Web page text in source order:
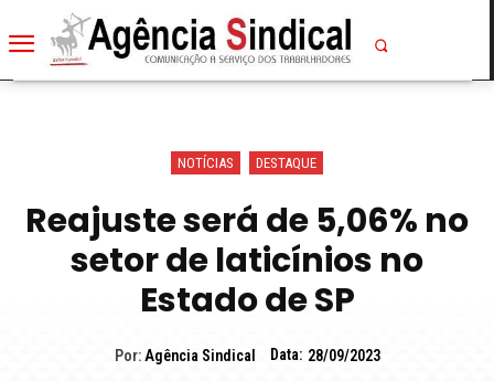
NOTÍCIAS DESTAQUE
Reajuste será de 5,06% no
setor de laticínios no
Estado de SP
Por: Agência Sindical Data: 28/09/2023